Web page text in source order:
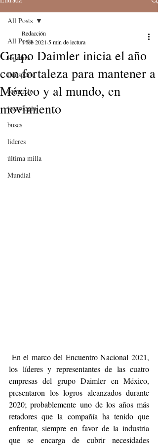
All Posts
logistica
transporte
comercio
tecnologia
buses
lideres
última milla
Mundial
All Posts
Grupo Daimler inicia el año
con fortaleza para mantener a
México y al mundo, en
movimiento
Redacción
1 feb 2021 5 min de lectura
los líderes y representantes de las cuatro
empresas del grupo Daimler en México,
presentaron los logros alcanzados durante
2020; probablemente uno de los años más
retadores que la compañía ha tenido que
enfrentar, siempre en favor de la industria
que se encarga de cubrir necesidades